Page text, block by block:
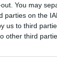
You may
on the
us to third
other third
να